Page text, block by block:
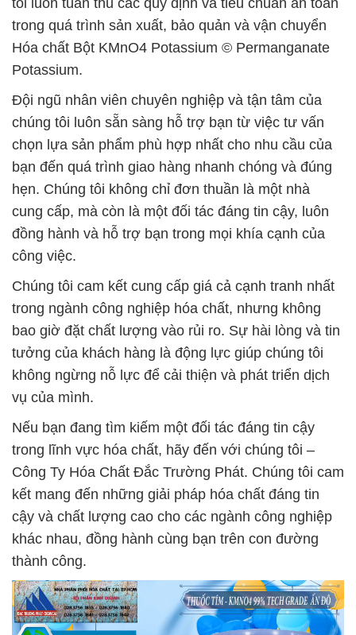
tôi luôn tuân thủ các quy định và tiêu chuẩn an toàn
trong quá trình sản xuất, bảo quản và vận chuyển
Hóa chất Bột KMnO4 Potassium © Permanganate
Potassium.
Đội ngũ nhân viên chuyên nghiệp và tận tâm của
chúng tôi luôn sẵn sàng hỗ trợ bạn từ việc tư vấn
chọn lựa sản phẩm phù hợp nhất cho nhu cầu của
bạn đến quá trình giao hàng nhanh chóng và đúng
hẹn. Chúng tôi không chỉ đơn thuần là một nhà
cung cấp, mà còn là một đối tác đáng tin cậy, luôn
đồng hành và hỗ trợ bạn trong mọi khía cạnh của
công việc.
Chúng tôi cam kết cung cấp giá cả cạnh tranh nhất
trong ngành công nghiệp hóa chất, nhưng không
bao giờ đặt chất lượng vào rủi ro. Sự hài lòng và tin
tưởng của khách hàng là động lực giúp chúng tôi
không ngừng nỗ lực để cải thiện và phát triển dịch
vụ của mình.
Nếu bạn đang tìm kiếm một đối tác đáng tin cậy
trong lĩnh vực hóa chất, hãy đến với chúng tôi –
Công Ty Hóa Chất Đắc Trường Phát. Chúng tôi cam
kết mang đến những giải pháp hóa chất đáng tin
cậy và chất lượng cao cho các ngành công nghiệp
khác nhau, đồng hành cùng bạn trên con đường
thành công.